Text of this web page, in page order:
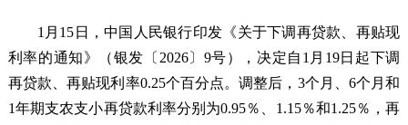
1月15日，中国人民银行印发《关于下调再贷款、再贴现
利率的通知》（银发〔2026〕9号），决定自1月19日起下调
再贷款、再贴现利率0.25个百分点。调整后，3个月、6个月和
1年期支农支小再贷款利率分别为0.95％、1.15％和1.25％，再